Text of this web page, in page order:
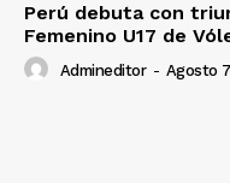
Perú debuta con
Femenino U17 de
Admineditor - Agosto